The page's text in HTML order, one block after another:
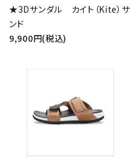
★3Dサンダル カイト（Kite）サ
ンド
9,900円(税込)